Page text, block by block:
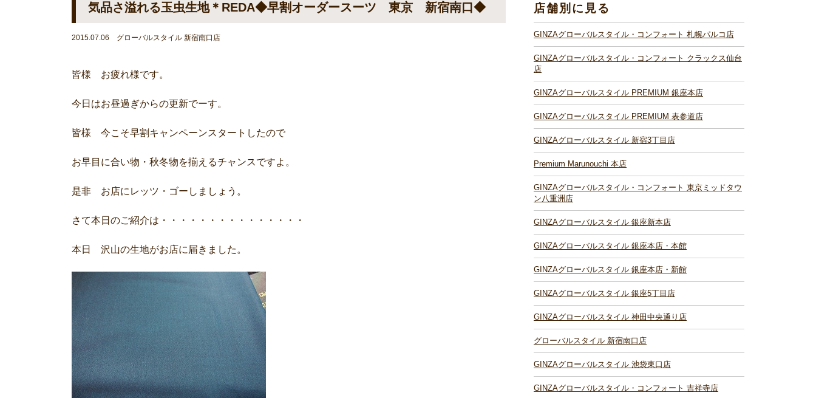
気品さ溢れる玉虫生地＊REDA◆早割オーダースーツ 東京 新宿南口◆
2015.07.06 グローバルスタイル 新宿南口店
皆様 お疲れ様です。
今日はお昼過ぎからの更新でーす。
皆様 今こそ早割キャンペーンスタートしたので
お早目に合い物・秋冬物を揃えるチャンスですよ。
是非 お店にレッツ・ゴーしましょう。
さて本日のご紹介は・・・・・・・・・・・・・・・
本日 沢山の生地がお店に届きました。
店舗別に見る
GINZAグローバルスタイル・コンフォート 札幌パルコ店
GINZAグローバルスタイル・コンフォート クラックス仙台
店
GINZAグローバルスタイル PREMIUM 銀座本店
GINZAグローバルスタイル PREMIUM 表参道店
GINZAグローバルスタイル 新宿3丁目店
Premium Marunouchi 本店
GINZAグローバルスタイル・コンフォート 東京ミッドタウ
ン八重洲店
GINZAグローバルスタイル 銀座新本店
GINZAグローバルスタイル 銀座本店・本館
GINZAグローバルスタイル 銀座本店・新館
GINZAグローバルスタイル 銀座5丁目店
GINZAグローバルスタイル 神田中央通り店
グローバルスタイル 新宿南口店
GINZAグローバルスタイル 池袋東口店
GINZAグローバルスタイル・コンフォート 吉祥寺店